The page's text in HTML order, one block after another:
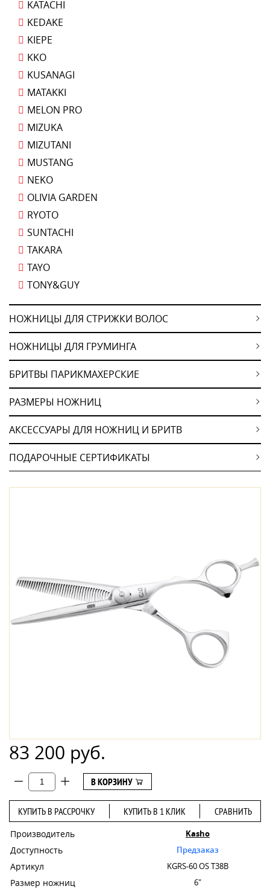
KATACHI
KEDAKE
KIEPE
KKO
KUSANAGI
MATAKKI
MELON PRO
MIZUKA
MIZUTANI
MUSTANG
NEKO
OLIVIA GARDEN
RYOTO
SUNTACHI
TAKARA
TAYO
TONY&GUY
НОЖНИЦЫ ДЛЯ СТРИЖКИ ВОЛОС
НОЖНИЦЫ ДЛЯ ГРУМИНГА
БРИТВЫ ПАРИКМАХЕРСКИЕ
РАЗМЕРЫ НОЖНИЦ
АКСЕССУАРЫ ДЛЯ НОЖНИЦ И БРИТВ
ПОДАРОЧНЫЕ СЕРТИФИКАТЫ
83 200 руб.
В КОРЗИНУ
КУПИТЬ В РАССРОЧКУ КУПИТЬ В 1 КЛИК СРАВНИТЬ
Производитель Kasho
Доступность Предзаказ
Артикул KGRS-60 OS T38B
Размер ножниц 6"